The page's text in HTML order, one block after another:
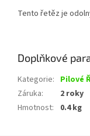
Tento řetěz je
Doplňkové
Kategorie: Pilové
Záruka:
2 roky
Hmotnost: 0.4 kg